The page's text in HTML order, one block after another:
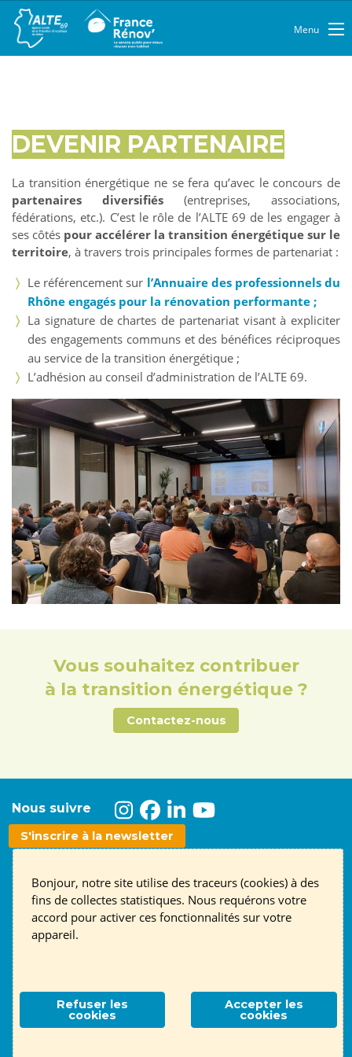
Menu
DEVENIR PARTENAIRE
La transition énergétique ne se fera qu’avec le concours de
partenaires diversifiés (entreprises, associations,
fédérations, etc.). C’est le rôle de l’ALTE 69 de les engager à
ses côtés pour accélérer la transition énergétique sur le
territoire, à travers trois principales formes de partenariat :
Le référencement sur l’Annuaire des professionnels du
Rhône engagés pour la rénovation performante ;
La signature de chartes de partenariat visant à expliciter
des engagements communs et des bénéfices réciproques
au service de la transition énergétique ;
L’adhésion au conseil d’administration de l’ALTE 69.
Vous souhaitez contribuer
à la transition énergétique ?
Contactez-nous
Nous suivre
S'inscrire à la newsletter
Contact
Association ALTE 69 - 14 place Jules Ferry, 69006 Lyon
Bonjour, notre site utilise des traceurs (cookies) à des
fins de collectes statistiques. Nous requérons votre
accord pour activer ces fonctionnalités sur votre
appareil.
Refuser les
cookies
Accepter les
cookies